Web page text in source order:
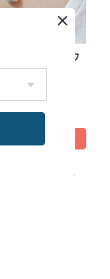
パープルクラウ
ロマボトル